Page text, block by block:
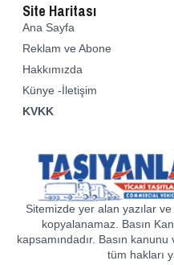
Site Haritası
Ana Sayfa
Reklam ve Abone
Hakkımızda
Künye -İletişim
KVKK
Sitemizde yer alan yazılar
kopyalanamaz. Basın
kapsamındadır. Basın
tüm hakları